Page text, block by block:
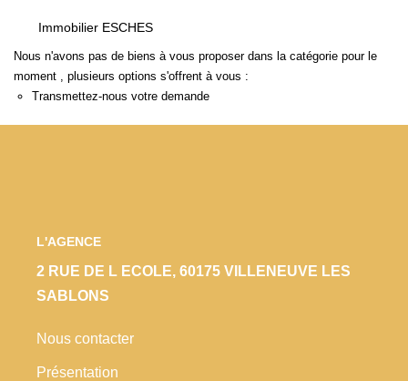
Pavillons Et Villas
Locaux Commerciaux
Appartements
VENTES INTERACTIVES
Immobilier ESCHES
Nous n'avons pas de biens à vous proposer dans la catégorie pour le
moment , plusieurs options s'offrent à vous :
Transmettez-nous votre demande
L'AGENCE
2 RUE DE L ECOLE, 60175 VILLENEUVE LES
SABLONS
Nous contacter
Présentation